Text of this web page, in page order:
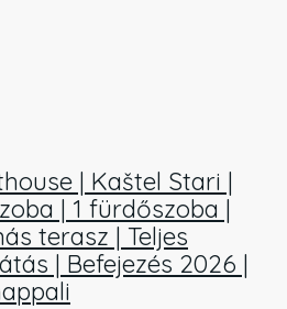
| Kaštel Stari |
| 1 fürdőszoba |
terasz | Teljes
| Befejezés 2026 |